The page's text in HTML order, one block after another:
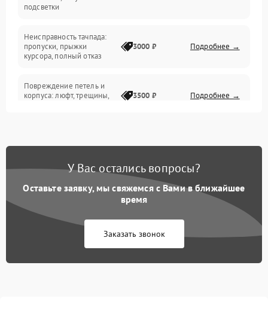
Батарея
Сеть и интернет
подсветки
Неисправность тачпада:
пропуски, прыжки
курсора, полный отказ
3000 ₽ Подробнее →
Повреждение петель и
корпуса: люфт, трещины,
3500 ₽ Подробнее →
быстрая разрядка,
2500 ₽ Подробнее →
Неисправность зарядного
питания
2000 ₽ Подробнее →
неисправности кулера
У Вас остались вопросы?
Оставьте заявку, мы свяжемся с Вами в ближайшее
время
Заказать звонок